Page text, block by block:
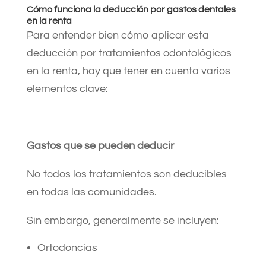
Cómo funciona la deducción por gastos dentales
en la renta
Para entender bien cómo aplicar esta
deducción por tratamientos odontológicos
en la renta, hay que tener en cuenta varios
elementos clave:
Gastos que se pueden deducir
No todos los tratamientos son deducibles
en todas las comunidades.
Sin embargo, generalmente se incluyen:
Ortodoncias